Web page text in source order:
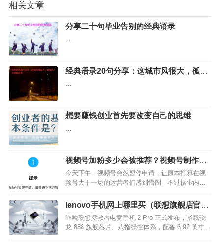
相关文章
分享二十句毕业告别的经典语录
…
经典语录20句分享：这城市风很大，孤独
…
想要赚钱创业首先要改变自己的思维
…
视频号加粉多少会被推荐？视频号制作方
法分享
今天下午，视频号突然暂停申请，让原本打算在视
频号大干一场的运营者们感到懵圈。不过据业内人
线。…
lenovo手机网上哪里买（联想旗舰店官网
商城）
昨晚联想拯救者电竞手机 2 Pro 正式发布，搭载骁
龙 888 旗舰芯片、八指操控体系，配备 6.92 英寸